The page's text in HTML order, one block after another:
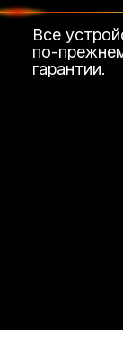
Все
по-
гарантии.